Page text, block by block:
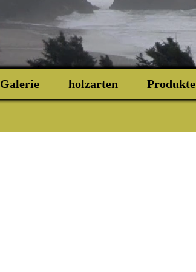
Galerie holzarten Produkte